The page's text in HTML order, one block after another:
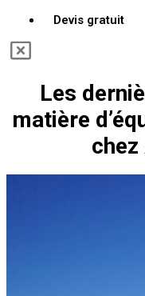
Devis gratuit
Les
matière